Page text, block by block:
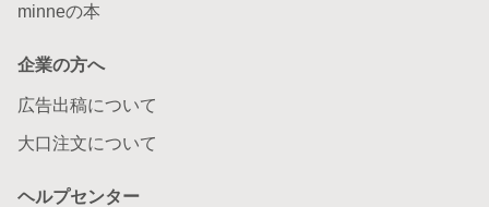
minneの本
企業の方へ
広告出稿について
大口注文について
ヘルプセンター